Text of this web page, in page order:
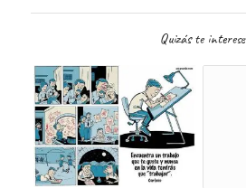
Quizás te interese